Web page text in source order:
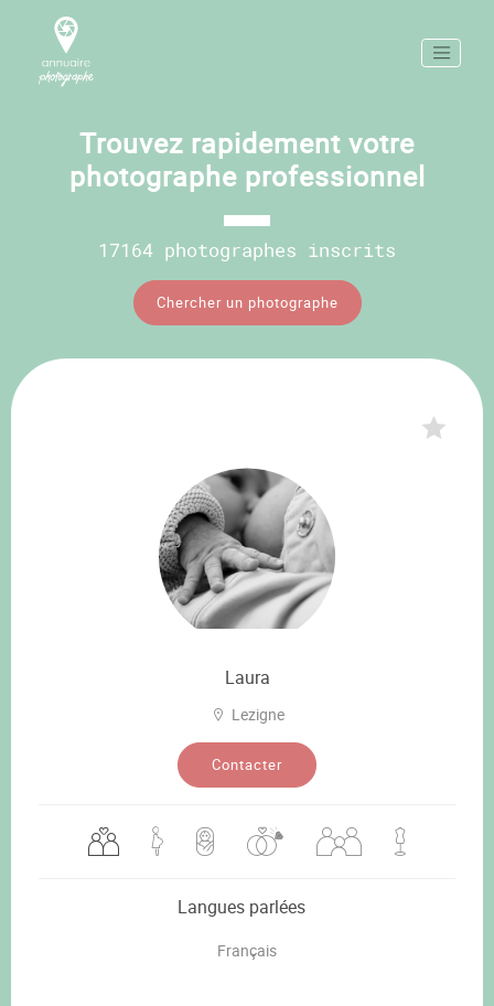
Trouvez rapidement votre
photographe professionnel
17164 photographes inscrits
Chercher un photographe
Laura
Lezigne
Contacter
Langues parlées
Français